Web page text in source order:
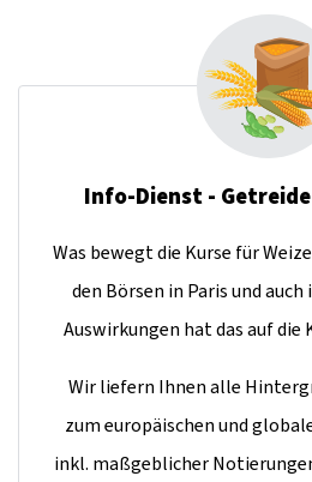
Info-Dienst -
Was bewegt die Kurse für
den Börsen in Paris und auch
Auswirkungen hat das auf die
Wir liefern Ihnen alle
zum europäischen und
inkl. maßgeblicher